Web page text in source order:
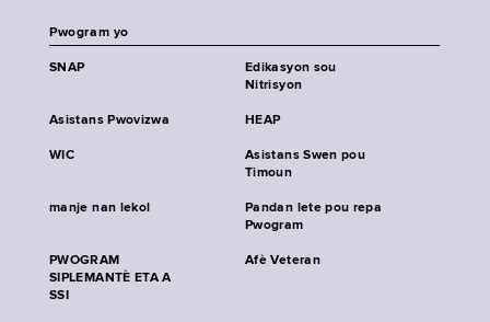
Pwogram yo
SNAP
Edikasyon sou
Nitrisyon
Asistans Pwovizwa HEAP
WIC
Asistans Swen pou
Timoun
manje nan lekol
Pandan lete pou repa
Pwogram
PWOGRAM
SIPLEMANTÈ ETA A
SSI
Afè Veteran